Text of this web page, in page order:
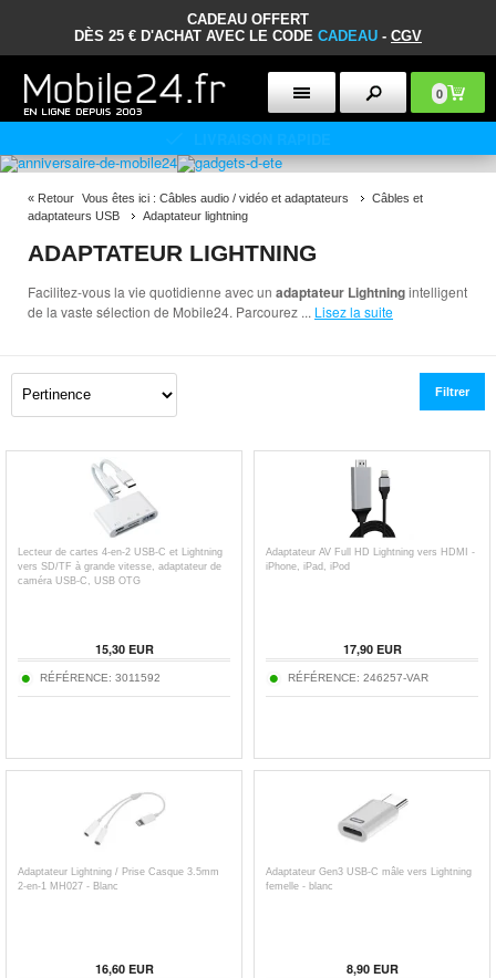
CADEAU OFFERT
DÈS 25 € D'ACHAT AVEC LE CODE CADEAU - CGV
0
« Retour Vous êtes ici : Câbles audio / vidéo et adaptateurs
Câbles et
adaptateurs USB
Adaptateur lightning
ADAPTATEUR LIGHTNING
Facilitez-vous la vie quotidienne avec un adaptateur Lightningintelligent
de la vaste sélection de Mobile24. Parcourez ... Lisez la suite
Filtrer
Lecteur de cartes 4-en-2 USB-C et Lightning
vers SD/TF à grande vitesse, adaptateur de
caméra USB-C, USB OTG
15,30EUR
RÉFÉRENCE: 3011592
Adaptateur AV Full HD Lightning vers HDMI -
iPhone, iPad, iPod
17,90EUR
RÉFÉRENCE: 246257-VAR
Adaptateur Lightning / Prise Casque 3.5mm
2-en-1 MH027 - Blanc
16,60EUR
Adaptateur Gen3 USB-C mâle vers Lightning
femelle - blanc
8,90EUR